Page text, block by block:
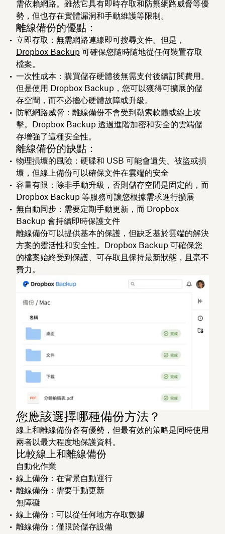
需依賴網路。雖然它具有即時存取和防禦網路威脅等優
勢，但也存在實體漏洞和手動維護等限制。
離線備份的優點：
立即存取：無需網路連線即可搜尋文件。但是，
Dropbox Backup 可確保您隨時隨地從任何裝置存取
檔案。
一次性成本：購買儲存硬體後無需支付後續訂閱費用。
但是使用 Dropbox Backup，您可以獲得可擴展的儲
存空間，而不必擔心硬體故障或升級。
防範網路威脅：離線備份不會受到勒索軟體或線上攻
擊。Dropbox Backup 透過進階加密和安全的雲端儲
存增強了這種安全性。
離線備份的缺點：
物理損壞的風險：硬碟和 USB 可能會遺失、被盜或損
壞，但線上備份可以確保文件在雲端的安全
容量有限：除非手動升級，否則儲存空間是固定的，而
Dropbox Backup 等服務可讓您根據需求進行擴展
無自動同步：需要定期手動更新，而 Dropbox
Backup 會持續即時保護文件
離線備份可以提供基本的保護，但缺乏基於雲端的解決
方案的靈活性和安全性。Dropbox Backup 可確保您
的檔案始終受到保護、可存取且保持最新狀態，且毫不
費力。
您應該選擇哪種備份方法？
線上和離線備份各有優勢，但最有效的策略是同時使用
兩者以最大程度地保護資料。
比較線上和離線備份
自動化作業
線上備份：在背景自動運行
離線備份：需要手動更新
無障礙
線上備份：可以從任何地方存取數據
離線備份：僅限於儲存設備